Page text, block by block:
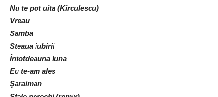
Nu te pot uita (Kirculescu)
Vreau
Samba
Steaua iubirii
Întotdeauna luna
Eu te-am ales
Şaraiman